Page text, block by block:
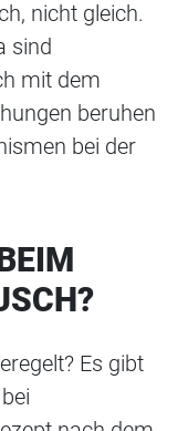
nicht gleich.
sind
mit dem
beruhen
bei der
Es gibt